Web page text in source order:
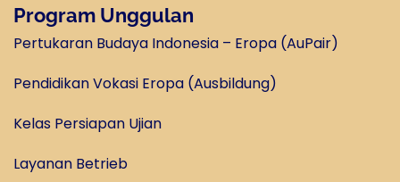
Program Unggulan
Pertukaran Budaya Indonesia – Eropa (AuPair)
Pendidikan Vokasi Eropa (Ausbildung)
Kelas Persiapan Ujian
Layanan Betrieb